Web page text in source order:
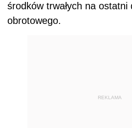
środków trwałych na ostatni
obrotowego.
REKLAMA